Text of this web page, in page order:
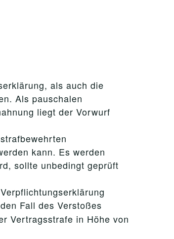
als auch die
Als pauschalen
liegt der Vorwurf
kann. Es werden
sollte unbedingt geprüft
Fall des Verstoßes
Vertragsstrafe in Höhe von